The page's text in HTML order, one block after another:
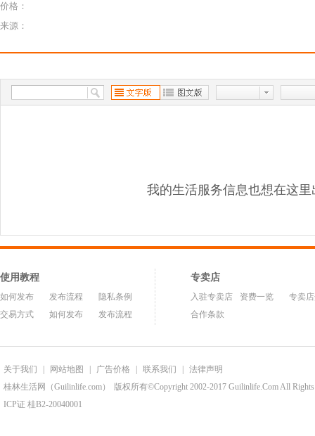
价格：
来源：
我的生活服务信息也想在这里
使用教程
如何发布 发布流程
隐私条例
交易方式
如何发布 发布流程
专卖店
入驻专卖店 资费一览
专卖
合作条款
关于我们 网站地图 广告价格 联系我们
法律声明
桂林生活网（Guilinlife.com）
版权所有©Copyright 2002-2017 Guilinlife.Com All Rights
ICP证 桂B2-20040001